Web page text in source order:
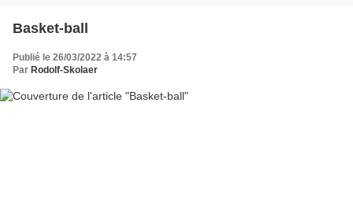
Basket-ball
Publié le 26/03/2022 à 14:57
Par Rodolf-Skolaer